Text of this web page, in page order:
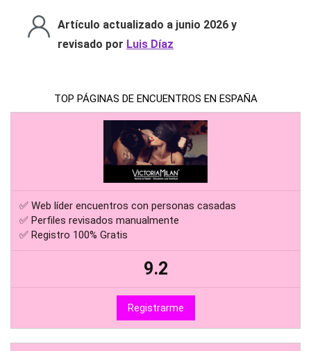
Artículo actualizado a junio 2026 y
revisado por Luis Díaz
TOP PÁGINAS DE ENCUENTROS EN ESPAÑA
✅ Web líder encuentros con personas casadas
✅ Perfiles revisados manualmente
✅ Registro 100% Gratis
9.2
Registrarme